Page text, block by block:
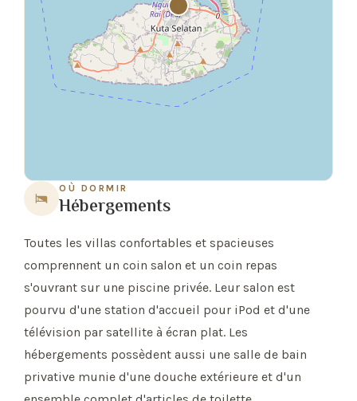
OÙ DORMIR
Hébergements
Toutes les villas confortables et spacieuses
comprennent un coin salon et un coin repas
s'ouvrant sur une piscine privée. Leur salon est
pourvu d'une station d'accueil pour iPod et d'une
télévision par satellite à écran plat. Les
hébergements possèdent aussi une salle de bain
privative munie d'une douche extérieure et d'un